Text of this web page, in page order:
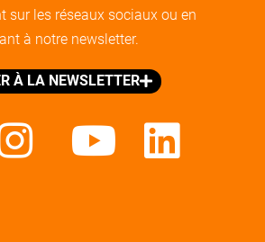
sur les réseaux sociaux ou en
à notre newsletter.
À LA NEWSLETTER